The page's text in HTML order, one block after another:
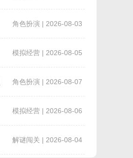
角色扮演 | 2026-08-03
模拟经营 | 2026-08-05
角色扮演 | 2026-08-07
模拟经营 | 2026-08-06
解谜闯关 | 2026-08-04